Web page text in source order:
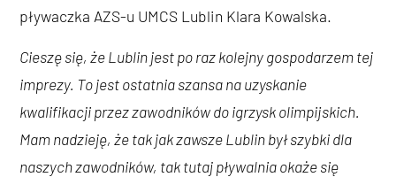
pływaczka AZS-u UMCS Lublin Klara Kowalska.
Cieszę się, że Lublin jest po raz kolejny gospodarzem tej
imprezy. To jest ostatnia szansa na uzyskanie
kwalifikacji przez zawodników do igrzysk olimpijskich.
Mam nadzieję, że tak jak zawsze Lublin był szybki dla
naszych zawodników, tak tutaj pływalnia okaże się